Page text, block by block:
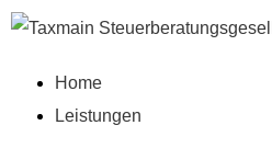
Home
Leis­tun­gen